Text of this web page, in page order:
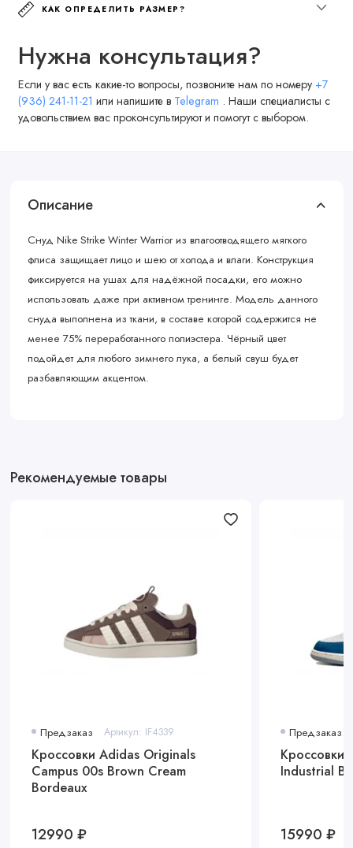
КАК ОПРЕДЕЛИТЬ РАЗМЕР?
Нужна консультация?
Если у вас есть какие-то вопросы, позвоните нам по номеру +7
(936) 241-11-21 или напишите в Telegram . Наши специалисты с
удовольствием вас проконсультируют и помогут с выбором.
Описание
Снуд Nike Strike Winter Warrior из влагоотводящего мягкого
флиса защищает лицо и шею от холода и влаги. Конструкция
фиксируется на ушах для надёжной посадки, его можно
использовать даже при активном тренинге. Модель данного
снуда выполнена из ткани, в составе которой содержится не
менее 75% переработанного полиэстера. Чёрный цвет
подойдет для любого зимнего лука, а белый свуш будет
разбавляющим акцентом.
Рекомендуемые товары
Предзаказ Артикул: IF4339
Кроссовки Adidas Originals
Campus 00s Brown Cream
Bordeaux
12990 ₽
Предзаказ
Кроссовки
Industrial
15990 ₽